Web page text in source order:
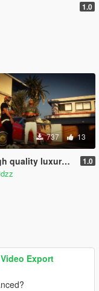
1.0
737 13
luxury t-shirt for MP 1.0
Export